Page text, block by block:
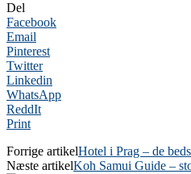
Del
Facebook
Email
Pinterest
Twitter
Linkedin
WhatsApp
ReddIt
Print
Forrige artikelHotel i Prag – de
Næste artikelKoh Samui Guide –